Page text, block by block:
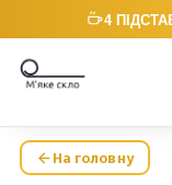
4
На головну